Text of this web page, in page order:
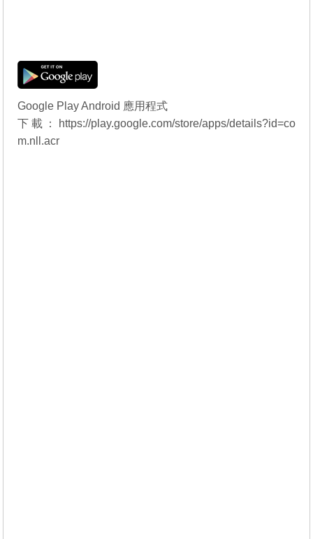
Google Play Android 應用程式
下載：
https://play.google.com/store/apps/details?id=co
m.nll.acr